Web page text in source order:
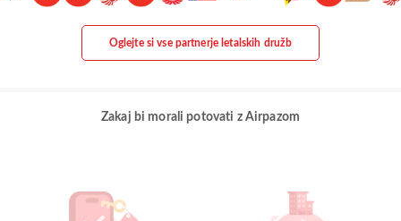
Oglejte si vse partnerje letalskih družb
Zakaj bi morali potovati z Airpazom